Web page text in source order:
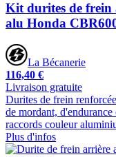
Kit durites de frein
alu Honda
La Bécanerie
116,40 €
Livraison gratuite
Durites de frein
de mordant,
raccords couleur
Plus d'infos